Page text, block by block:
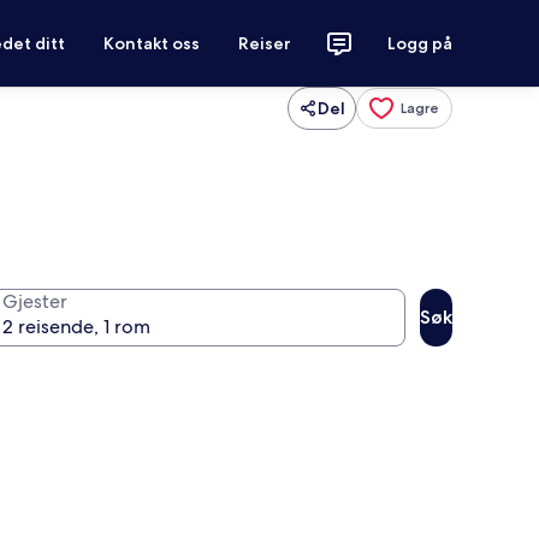
ditt Kontakt oss Reiser Logg på
Del Lagre
Gjester
Søk